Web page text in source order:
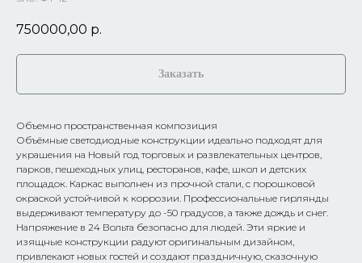
750000,00 р.
Заказать
Объемно пространственная композиция
Объёмные светодиодные конструкции идеально подходят для
украшения на Новый год торговых и развлекательных центров,
парков, пешеходных улиц, ресторанов, кафе, школ и детских
площадок. Каркас выполнен из прочной стали, с порошковой
окраской устойчивой к коррозии. Профессиональные гирлянды
выдерживают температуру до -50 градусов, а также дождь и снег.
Напряжение в 24 Вольта безопасно для людей. Эти яркие и
изящные конструкции радуют оригинальным дизайном,
привлекают новых гостей и создают праздничную, сказочную